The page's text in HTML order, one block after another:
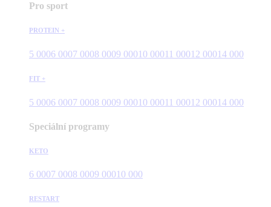
Pro sport
PROTEIN +
5 0006 0007 0008 0009 00010 00011 00012 00014 000
FIT +
5 0006 0007 0008 0009 00010 00011 00012 00014 000
Speciální programy
KETO
6 0007 0008 0009 00010 000
RESTART